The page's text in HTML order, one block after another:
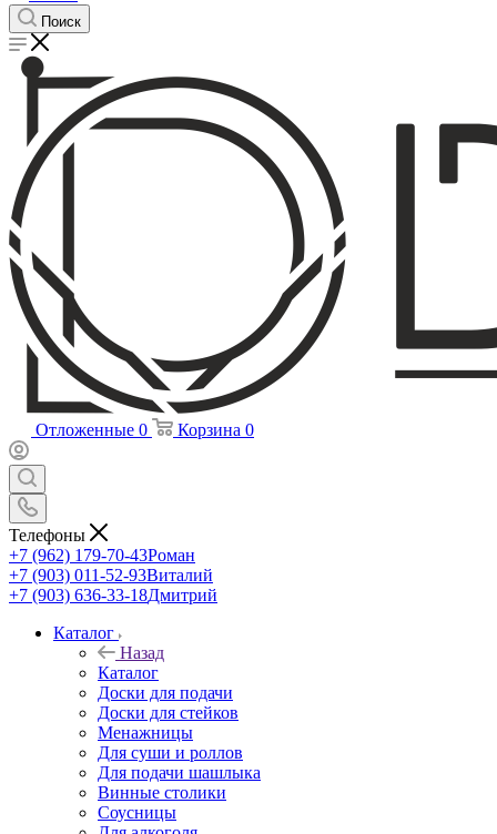
Поиск
Отложенные 0 Корзина 0
Телефоны
+7 (962) 179-70-43Роман
+7 (903) 011-52-93Виталий
+7 (903) 636-33-18Дмитрий
Каталог
Назад
Каталог
Доски для подачи
Доски для стейков
Менажницы
Для суши и роллов
Для подачи шашлыка
Винные столики
Соусницы